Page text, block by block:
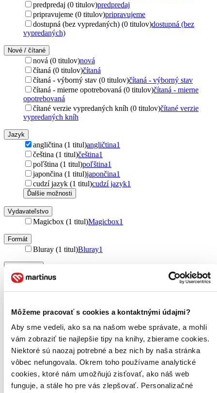
Môžeme pracovať s cookies a kontaktnými údajmi?
Aby sme vedeli, ako sa na našom webe správate, a mohli
vám zobraziť tie najlepšie tipy na knihy, zbierame cookies.
Niektoré sú naozaj potrebné a bez nich by naša stránka
vôbec nefungovala. Okrem toho používame analytické
cookies, ktoré nám umožňujú zisťovať, ako náš web
funguje, a stále ho pre vás zlepšovať. Personalizačné
predpredaj (0 titulov)predpredaj
pripravujeme (0 titulov)pripravujeme
dostupná (bez vypredaných) (0 titulov)dostupná (bez
vypredaných)
Nové / čítané
nová (0 titulov)nová
čítaná (0 titulov)čítaná
čítaná - výborný stav (0 titulov)čítaná - výborný stav
čítaná - mierne opotrebovaná (0 titulov)čítaná - mierne
opotrebovaná
čítané verzie vypredaných kníh (0 titulov)čítané verzie
vypredaných kníh
Jazyk
angličtina (1 titul)angličtina1
čeština (1 titul)čeština1
poľština (1 titul)poľština1
japončina (1 titul)japončina1
cudzí jazyk (1 titul)cudzí jazyk1
Ďalšie možnosti
Vydavateľstvo
Magicbox (1 titul)Magicbox1
Formát
Bluray (1 titul)Bluray1
Zúžiť výber
Top hodnotené
Novinky
Najdrahšie
Najlacnejšie
Najvyššia zľava